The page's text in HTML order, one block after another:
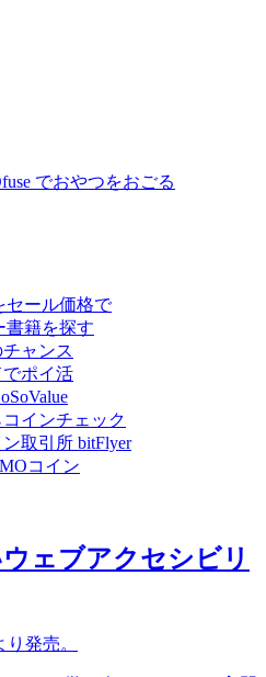
でおやつをおごる
セール価格で
書籍を探す
ャンス
ポイ活
インチェック
取引所 bitFlyer
コイン
ェブアクセシビリ
発売。